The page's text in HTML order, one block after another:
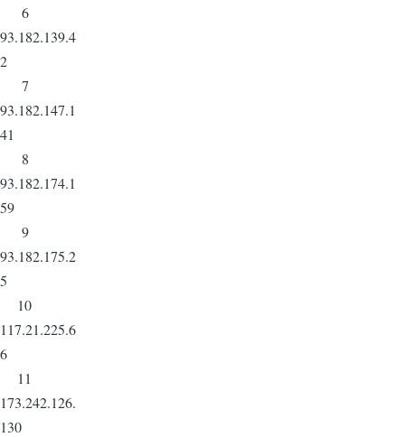
6
93.182.139.4
2
7
93.182.147.1
41
8
93.182.174.1
59
9
93.182.175.2
5
10
117.21.225.6
6
11
173.242.126.
130